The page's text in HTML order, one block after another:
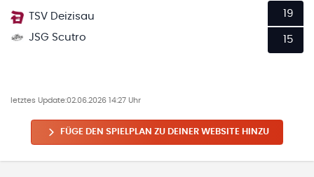
TSV Deizisau
JSG Scutro
19
15
letztes Update:02.06.2026 14:27 Uhr
FÜGE DEN SPIELPLAN ZU DEINER WEBSITE HINZU